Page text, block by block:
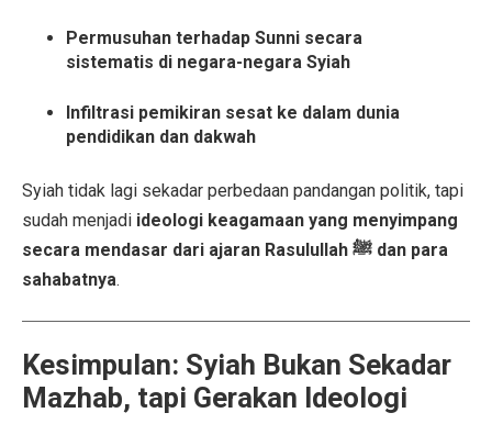
Permusuhan terhadap Sunni secara
sistematis di negara-negara Syiah
Infiltrasi pemikiran sesat ke dalam dunia
pendidikan dan dakwah
Syiah tidak lagi sekadar perbedaan pandangan politik, tapi
sudah menjadi ideologi keagamaan yang menyimpang
secara mendasar dari ajaran Rasulullah ﷺ dan para
sahabatnya.
Kesimpulan: Syiah Bukan Sekadar
Mazhab, tapi Gerakan Ideologi